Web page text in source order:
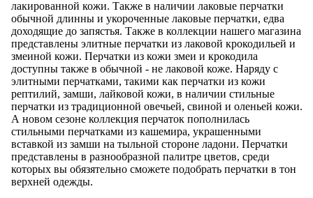
лакированной кожи. Также в наличии лаковые перчатки
обычной длинны и укороченные лаковые перчатки, едва
доходящие до запястья. Также в коллекции нашего магазина
представлены элитные перчатки из лаковой крокодильей и
змеиной кожи. Перчатки из кожи змеи и крокодила
доступны также в обычной - не лаковой коже. Наряду с
элитными перчатками, такими как перчатки из кожи
рептилий, замши, лайковой кожи, в наличии стильные
перчатки из традиционной овечьей, свиной и оленьей кожи.
А новом сезоне коллекция перчаток пополнилась
стильными перчатками из кашемира, украшенными
вставкой из замши на тыльной стороне ладони. Перчатки
представлены в разнообразной палитре цветов, среди
которых вы обязятельно сможете подобрать перчатки в тон
верхней одежды.